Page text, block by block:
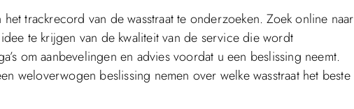
trackrecord van de wasstraat te onderzoeken. Zoek online naar
te krijgen van de kwaliteit van de service die wordt
om aanbevelingen en advies voordat u een beslissing neemt.
weloverwogen beslissing nemen over welke wasstraat het beste